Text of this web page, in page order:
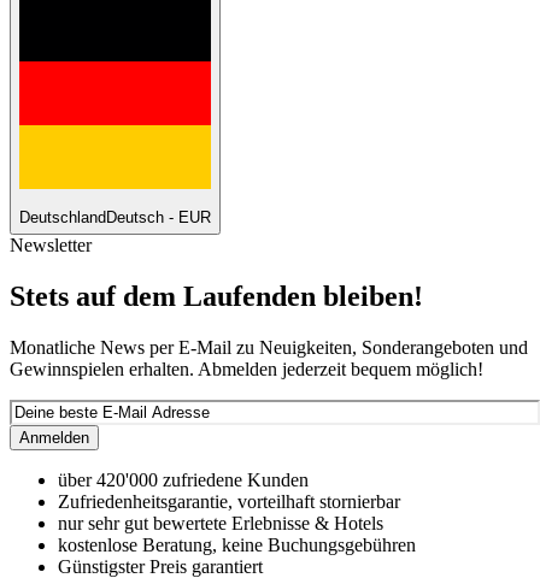
Deutschland Deutsch - EUR
Newsletter
Stets auf dem Laufenden bleiben!
Monatliche News per E-Mail zu Neuigkeiten, Sonderangeboten und
Gewinnspielen erhalten. Abmelden jederzeit bequem möglich!
Anmelden
über 420'000 zufriedene Kunden
Zufriedenheitsgarantie, vorteilhaft stornierbar
nur sehr gut bewertete Erlebnisse & Hotels
kostenlose Beratung, keine Buchungsgebühren
Günstigster Preis garantiert